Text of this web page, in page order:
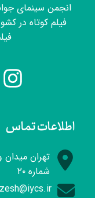
اطلاعات تماس
تهران
شماره ۲۰
انجمن سینمای
فیلم کوتاه در